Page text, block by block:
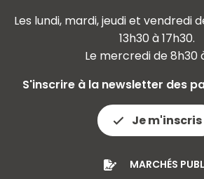
Les lundi, mardi, jeudi et vendredi
13h30 à 17h30.
Le mercredi de 8h30
S'inscrire à la newsletter des
Je m'inscris
MARCHÉS